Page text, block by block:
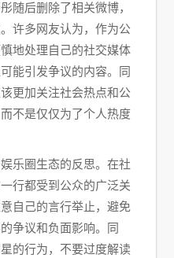
随后删除了相关微博，
许多网友认为，作为公
地处理自己的社交媒体
能引发争议的内容。同
更加关注社会热点和公
不是仅仅为了个人热度
乐圈生态的反思。在社
行都受到公众的广泛关
自己的言行举止，避免
争议和负面影响。同
的行为，不要过度解读